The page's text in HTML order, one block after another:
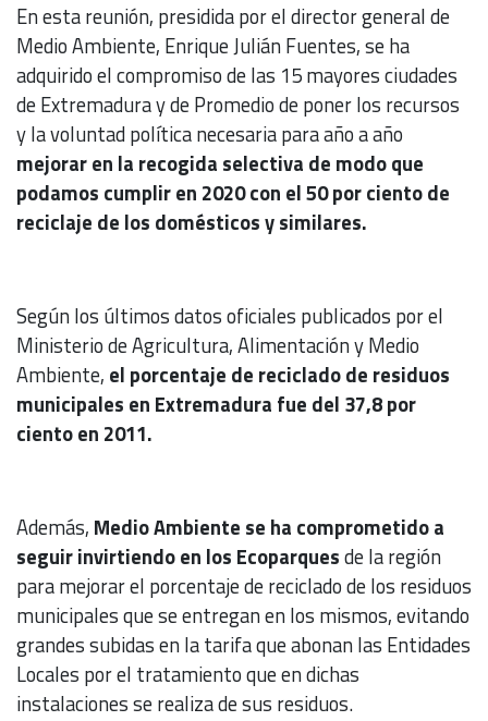
En esta reunión, presidida por el director general de
Medio Ambiente, Enrique Julián Fuentes, se ha
adquirido el compromiso de las 15 mayores ciudades
de Extremadura y de Promedio de poner los recursos
y la voluntad política necesaria para año a año
mejorar en la recogida selectiva de modo que
podamos cumplir en 2020 con el 50 por ciento de
reciclaje de los domésticos y similares.
Según los últimos datos oficiales publicados por el
Ministerio de Agricultura, Alimentación y Medio
Ambiente, el porcentaje de reciclado de residuos
municipales en Extremadura fue del 37,8 por
ciento en 2011.
Además, Medio Ambiente se ha comprometido a
seguir invirtiendo en los Ecoparquesde la región
para mejorar el porcentaje de reciclado de los residuos
municipales que se entregan en los mismos, evitando
grandes subidas en la tarifa que abonan las Entidades
Locales por el tratamiento que en dichas
instalaciones se realiza de sus residuos.